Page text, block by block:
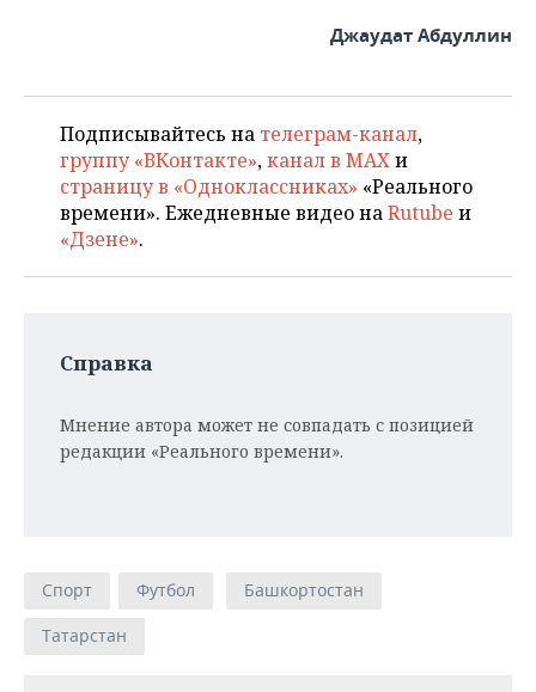
Джаудат Абдуллин
Подписывайтесь на телеграм-канал,
группу «ВКонтакте»,канал в MAXи
страницу в «Одноклассниках» «Реального
времени». Ежедневные видео наRutube и
«Дзене».
Справка
Мнение автора может не совпадать с позицией
редакции «Реального времени».
Спорт Футбол
Башкортостан
Татарстан